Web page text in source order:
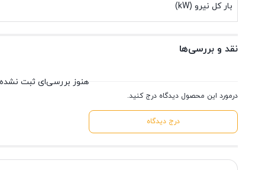
بار کل نیرو (kW)
نقد و بررسی‌ها
درمورد این محصول دیدگاه درج کنید.
درج دیدگاه
هنوز بررسی‌ای ثبت